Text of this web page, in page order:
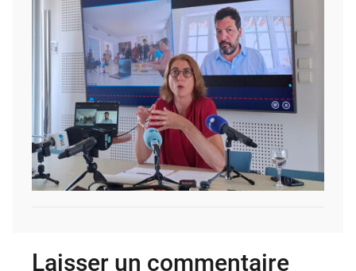
Laisser un commentaire